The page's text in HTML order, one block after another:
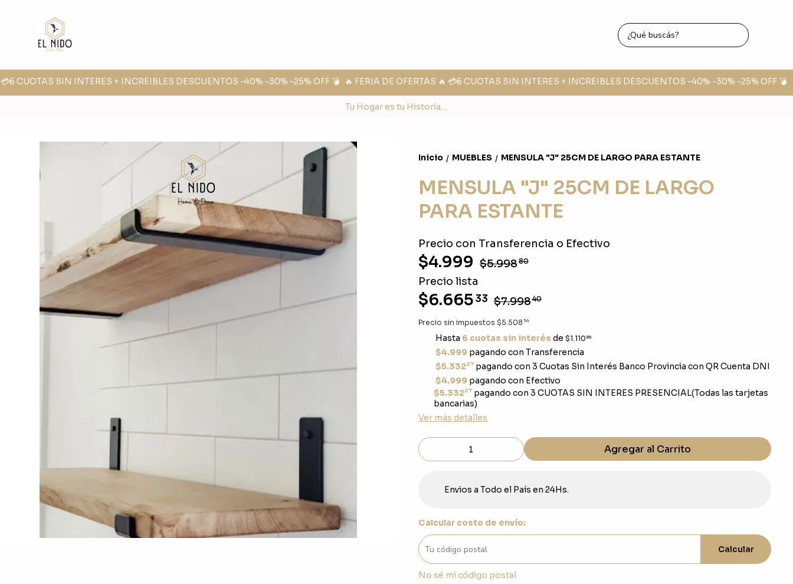
CUOTAS SIN INTERES + INCREIBLES DESCUENTOS -40% -30% -25% OFF 💣 🔥 FERIA DE OFERTAS 🔥 💳6 CUOTAS SIN INTERES + INCREIBLES DESCUENTOS -40% -30% -25% OFF 💣 🔥
Tu Hogar es tu Historia....
Inicio / MUEBLES / MENSULA "J" 25CM DE LARGO PARA ESTANTE
MENSULA "J" 25CM DE LARGO
PARA ESTANTE
Precio con Transferencia o Efectivo
$4.999 $5.99880
Precio lista
$6.66533 $7.99840
Precio sin impuestos $5.508 54
Hasta 6 cuotas sin interés de $1.110 89
$4.999pagando con Transferencia
$5.33227pagando con 3 Cuotas Sin Interés Banco Provincia con QR Cuenta DNI
$4.999pagando con Efectivo
$5.33227 pagando con 3 CUOTAS SIN INTERES PRESENCIAL(Todas las tarjetas
bancarias)
Ver más detalles
Agregar al Carrito
Envios a Todo el País en 24Hs.
Calcular costo de envío:
Calcular
No sé mi código postal